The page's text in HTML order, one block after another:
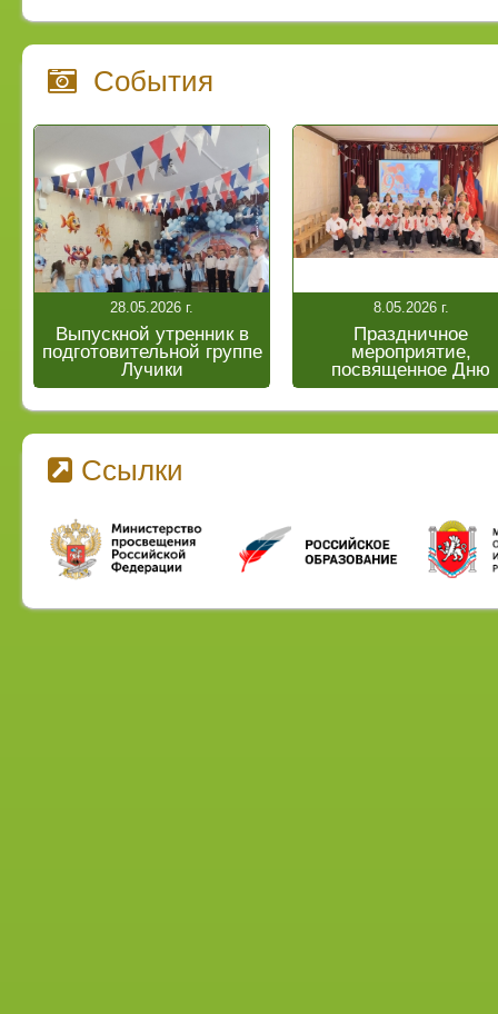
События
28.05.2026 г.
Выпускной утренник в
подготовительной группе
Лучики
8.05.2026 г.
Праздничное
мероприятие,
посвященное Дню
Победы «Мир без
войны»
Ссылки